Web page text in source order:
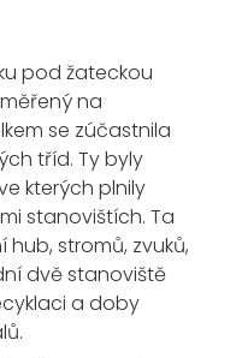
pod žateckou
na
se zúčastnila
tříd. Ty byly
kterých plnily
stanovištích. Ta
stromů, zvuků,
dvě stanoviště
a doby